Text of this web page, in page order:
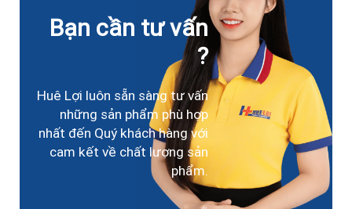
Bạn cần tư vấn
?
Huê Lợi luôn sẵn sàng tư vấn
những sản phẩm phù hợp
nhất đến Quý khách hàng với
cam kết về chất lượng sản
phẩm.